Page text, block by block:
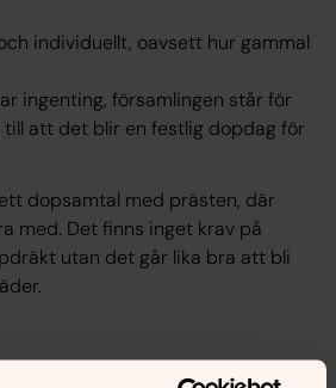
individuellt, oavsett hur gammal
ingenting, församlingen står för
att det blir en festlig dopdag för
dopsamtal med prästen, där
med. Det finns inget krav på
utan det går lika bra att bli